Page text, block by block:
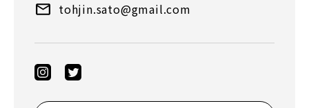
tohjin.sato@gmail.com